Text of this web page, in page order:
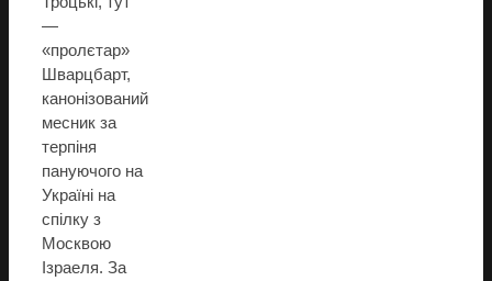
—
«пролєтар»
Шварцбарт,
канонізований
месник за
терпіня
пануючого на
Україні на
спілку з
Москвою
Ізраеля. За